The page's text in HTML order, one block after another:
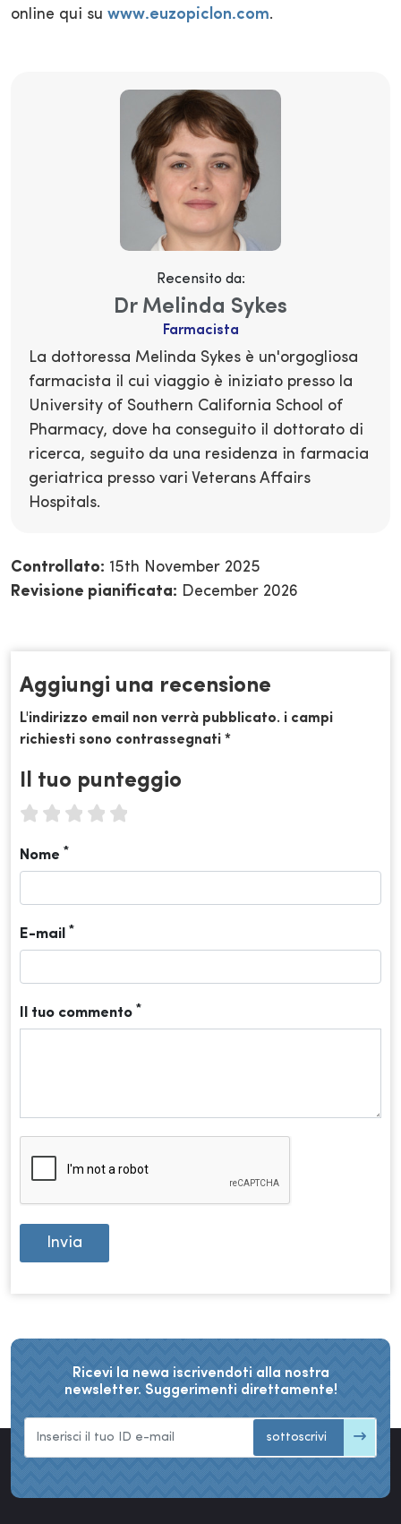
online qui su www.euzopiclon.com.
Recensito da:
Dr Melinda Sykes
Farmacista
La dottoressa Melinda Sykes è un'orgogliosa
farmacista il cui viaggio è iniziato presso la
University of Southern California School of
Pharmacy, dove ha conseguito il dottorato di
ricerca, seguito da una residenza in farmacia
geriatrica presso vari Veterans Affairs
Hospitals.
Controllato: 15th November 2025
Revisione pianificata: December 2026
Aggiungi una recensione
L'indirizzo email non verrà pubblicato. i campi
richiesti sono contrassegnati *
Il tuo punteggio
4 stars
3 stars
2 stars
1 star
Nome *
E-mail *
Il tuo commento *
Invia
Ricevi la newa iscrivendoti alla nostra
newsletter. Suggerimenti direttamente!
sottoscrivi